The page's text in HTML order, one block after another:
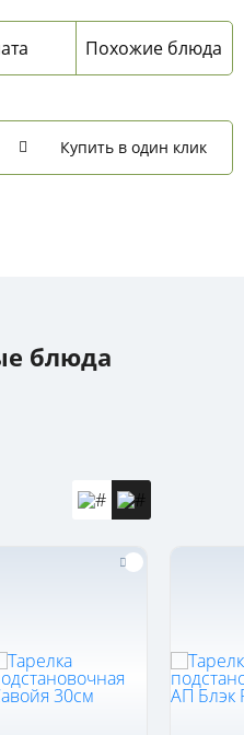
Похожие блюда
Купить в один клик
блюда